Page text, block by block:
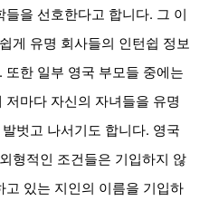
을 선호한다고 합니다. 그 이
게 유명 회사들의 인턴쉽 정보
한 일부 영국 부모들 중에는
저마다 자신의 자녀들을 유명
벗고 나서기도 합니다. 영국
형적인 조건들은 기입하지 않
고 있는 지인의 이름을 기입하